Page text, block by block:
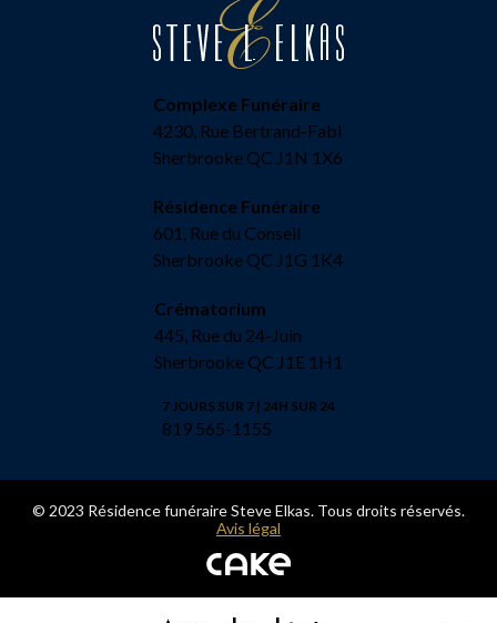
Complexe Funéraire
4230, Rue Bertrand-Fabi
Sherbrooke QC J1N 1X6
Résidence Funéraire
601, Rue du Conseil
Sherbrooke QC J1G 1K4
Crématorium
445, Rue du 24-Juin
Sherbrooke QC J1E 1H1
7 JOURS SUR 7 | 24H SUR 24
819 565-1155
© 2023 Résidence funéraire Steve Elkas. Tous droits réservés.
Avis légal